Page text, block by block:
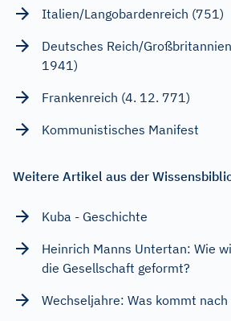
Italien/Langobardenreich (751)
Deutsches Reich/
1941)
Frankenreich (4. 12. 771)
Kommunistisches Manifest
Weitere Artikel aus der
Kuba - Geschichte
Heinrich Manns Untertan: Wie
die Gesellschaft geformt?
Wechseljahre: Was kommt